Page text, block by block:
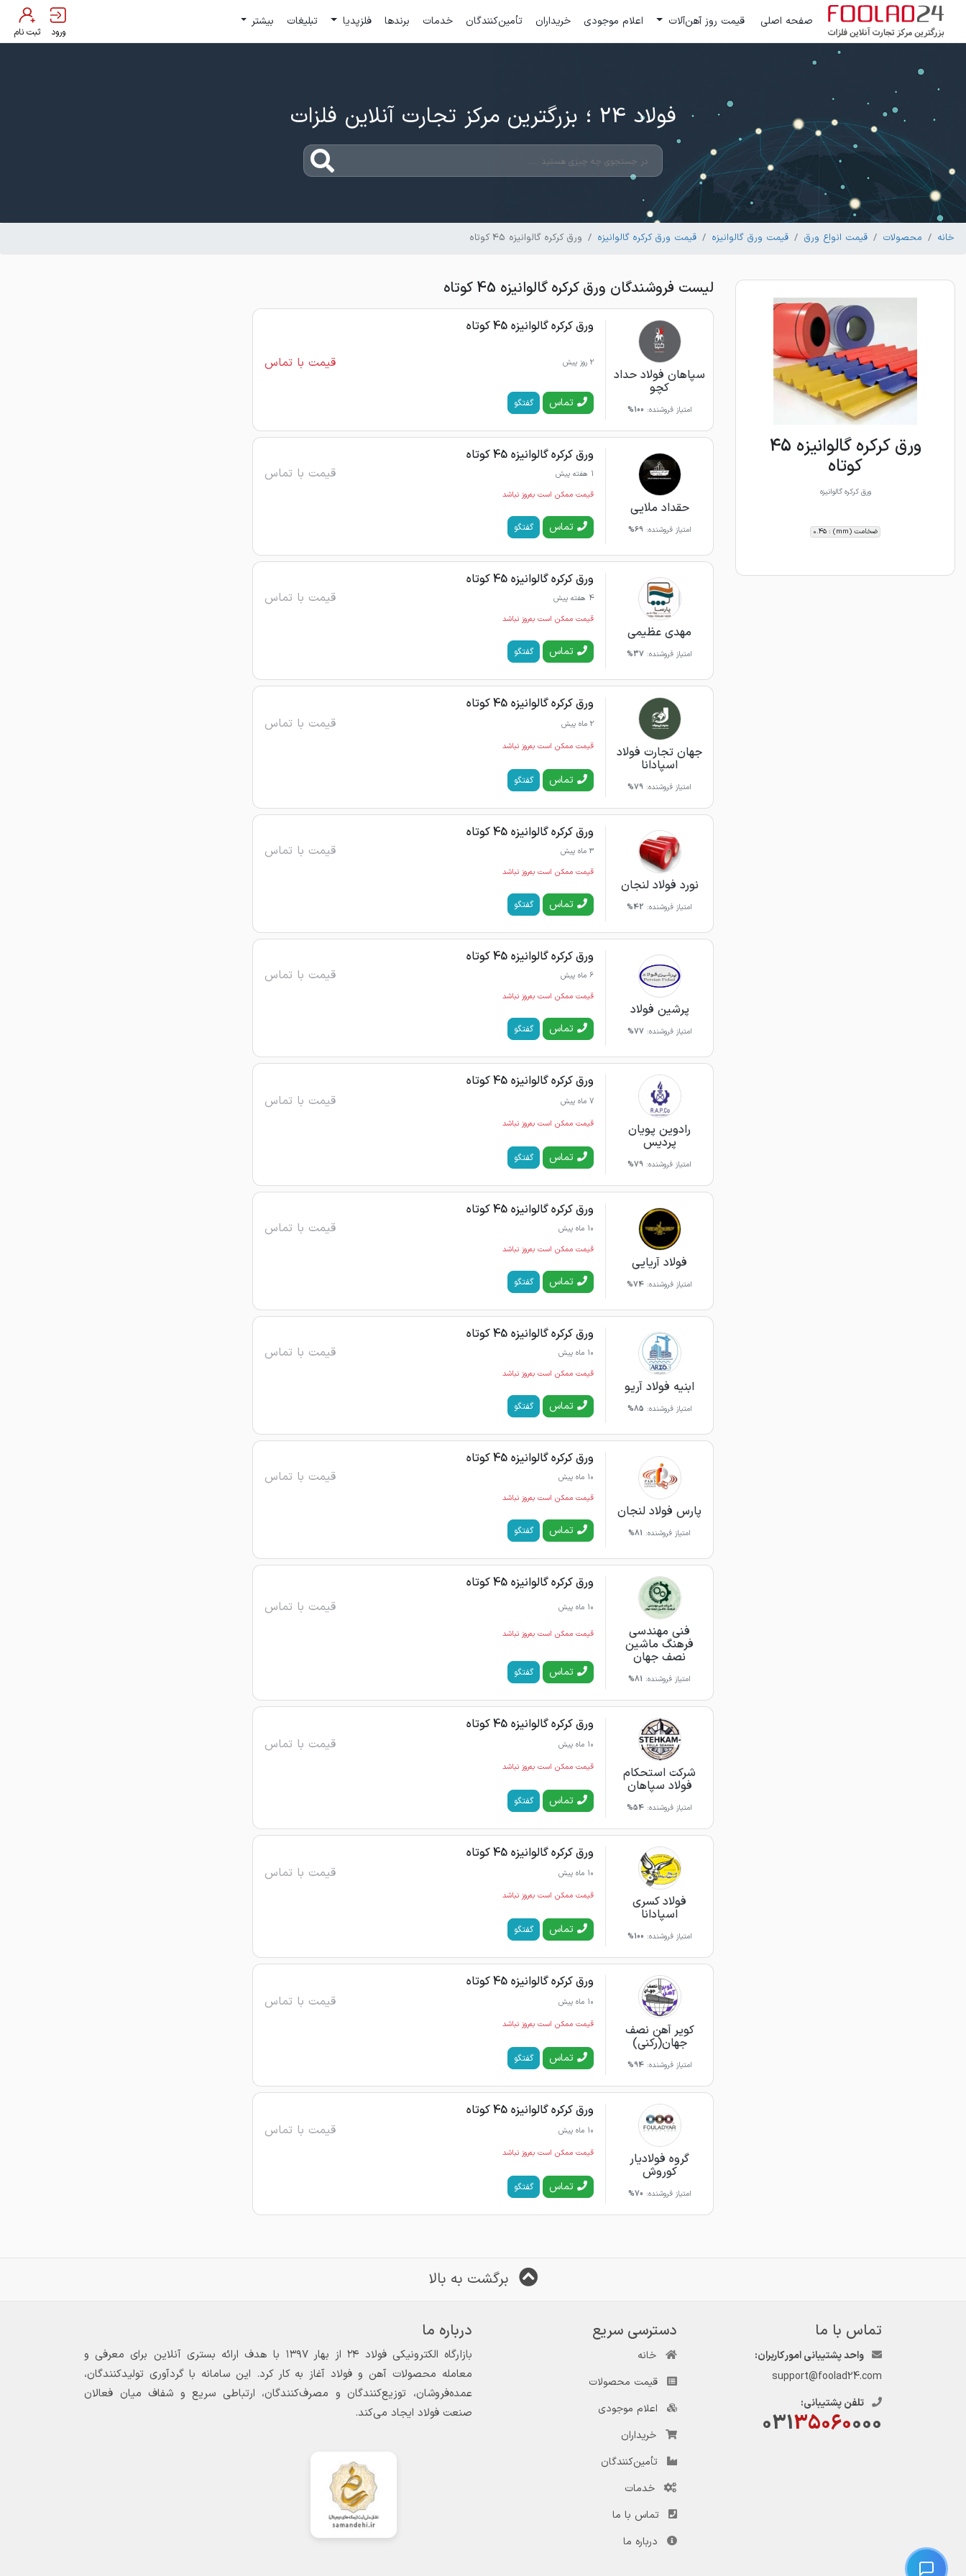
صفحه اصلی قیمت روز آهن‌آلات اعلام موجودی خریداران تأمین‌کنندگان خدمات برندها فلزپدیا تبلیغات بیشتر
ورود ثبت نام
فولاد 24 ؛ بزرگترین مرکز تجارت آنلاین فلزات
خانه محصولات قیمت انواع ورق قیمت ورق گالوانیزه قیمت ورق کرکره گالوانیزه ورق کرکره گالوانیزه 45 کوتاه
ورق کرکره گالوانیزه 45
کوتاه
ورق کرکره گالوانیزه
ضخامت (mm) : 0.45
لیست فروشندگان ورق کرکره گالوانیزه 45 کوتاه
سپاهان فولاد حداد
کچو
امتیاز فروشنده: 100%
ورق کرکره گالوانیزه 45 کوتاه
2 روز پیش قیمت با تماس
تماس گفتگو
حقداد ملایی
امتیاز فروشنده:69%
ورق کرکره گالوانیزه 45 کوتاه
1 هفته پیش قیمت با تماس
قیمت ممکن است به‌روز نباشد
تماس گفتگو
مهدی عظیمی
امتیاز فروشنده: 37%
ورق کرکره گالوانیزه 45 کوتاه
4 هفته پیش قیمت با تماس
قیمت ممکن است به‌روز نباشد
تماس گفتگو
جهان تجارت فولاد
اسپادانا
امتیاز فروشنده: 79%
ورق کرکره گالوانیزه 45 کوتاه
2 ماه پیش قیمت با تماس
قیمت ممکن است به‌روز نباشد
تماس گفتگو
نورد فولاد لنجان
امتیاز فروشنده: 42%
ورق کرکره گالوانیزه 45 کوتاه
3 ماه پیش قیمت با تماس
قیمت ممکن است به‌روز نباشد
تماس گفتگو
پرشین فولاد
امتیاز فروشنده: 77%
ورق کرکره گالوانیزه 45 کوتاه
6 ماه پیش قیمت با تماس
قیمت ممکن است به‌روز نباشد
تماس گفتگو
رادوین پویان
پردیس
امتیاز فروشنده: 79%
ورق کرکره گالوانیزه 45 کوتاه
7 ماه پیش قیمت با تماس
قیمت ممکن است به‌روز نباشد
تماس گفتگو
فولاد آریایی
امتیاز فروشنده: 74%
ورق کرکره گالوانیزه 45 کوتاه
10 ماه پیش قیمت با تماس
قیمت ممکن است به‌روز نباشد
تماس گفتگو
ابنیه فولاد آریو
امتیاز فروشنده: 85%
ورق کرکره گالوانیزه 45 کوتاه
10 ماه پیش قیمت با تماس
قیمت ممکن است به‌روز نباشد
تماس گفتگو
پارس فولاد لنجان
امتیاز فروشنده: 81%
ورق کرکره گالوانیزه 45 کوتاه
10 ماه پیش قیمت با تماس
قیمت ممکن است به‌روز نباشد
تماس گفتگو
فنی مهندسی
فرهنگ ماشین
نصف جهان
امتیاز فروشنده: 81%
ورق کرکره گالوانیزه 45 کوتاه
10 ماه پیش قیمت با تماس
قیمت ممکن است به‌روز نباشد
تماس گفتگو
شرکت استحکام
فولاد سپاهان
امتیاز فروشنده: 54%
ورق کرکره گالوانیزه 45 کوتاه
10 ماه پیش قیمت با تماس
قیمت ممکن است به‌روز نباشد
تماس گفتگو
فولاد کسری
اسپادانا
امتیاز فروشنده: 100%
ورق کرکره گالوانیزه 45 کوتاه
10 ماه پیش قیمت با تماس
قیمت ممکن است به‌روز نباشد
تماس گفتگو
کویر آهن نصف
جهان(رکنی)
امتیاز فروشنده:94%
ورق کرکره گالوانیزه 45 کوتاه
10 ماه پیش قیمت با تماس
قیمت ممکن است به‌روز نباشد
تماس گفتگو
گروه فولادیار
کوروش
امتیاز فروشنده: 70%
ورق کرکره گالوانیزه 45 کوتاه
10 ماه پیش قیمت با تماس
قیمت ممکن است به‌روز نباشد
تماس گفتگو
برگشت به بالا
تماس با ما
واحد پشتیبانی امور کاربران:
support@foolad24.com
تلفن پشتیبانی:
03135060000
دسترسی سریع
خانه
قیمت محصولات
اعلام موجودی
خریداران
تأمین‌کنندگان
خدمات
تماس با ما
درباره ما
درباره ما
بازارگاه الکترونیکی فولاد ۲۴ از بهار ۱۳۹۷ با هدف ارائه بستری آنلاین برای معرفی و
معامله محصولات آهن و فولاد آغاز به کار کرد. این سامانه با گردآوری تولیدکنندگان،
عمده‌فروشان، توزیع‌کنندگان و مصرف‌کنندگان، ارتباطی سریع و شفاف میان فعالان
صنعت فولاد ایجاد می‌کند.